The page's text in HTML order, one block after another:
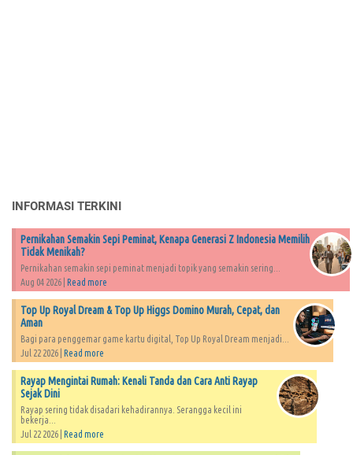
INFORMASI TERKINI
Pernikahan Semakin Sepi Peminat, Kenapa Generasi Z Indonesia Memilih
Tidak Menikah?
Pernikahan semakin sepi peminat menjadi topik yang semakin sering...
Aug 04 2026 | Read more
Top Up Royal Dream & Top Up Higgs Domino Murah, Cepat, dan
Aman
Bagi para penggemar game kartu digital, Top Up Royal Dream menjadi...
Jul 22 2026 | Read more
Rayap Mengintai Rumah: Kenali Tanda dan Cara Anti Rayap
Sejak Dini
Rayap sering tidak disadari kehadirannya. Serangga kecil ini
bekerja...
Jul 22 2026 | Read more